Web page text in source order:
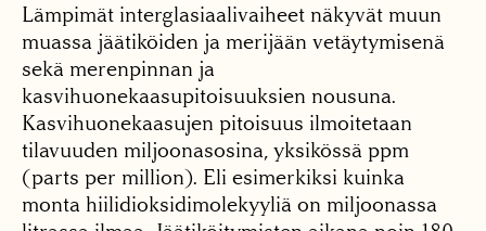
Lämpimät interglasiaalivaiheet näkyvät muun
muassa jäätiköiden ja merijään vetäytymisenä
sekä merenpinnan ja
kasvihuonekaasupitoisuuksien nousuna.
Kasvihuonekaasujen pitoisuus ilmoitetaan
tilavuuden miljoonasosina, yksikössä ppm
(parts per million). Eli esimerkiksi kuinka
monta hiilidioksidimolekyyliä on miljoonassa